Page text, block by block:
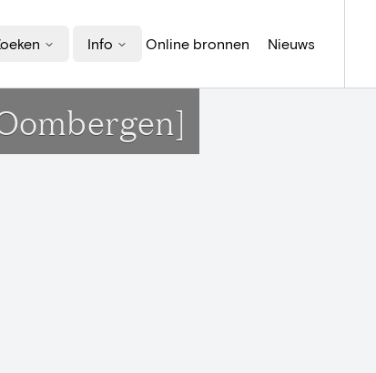
Info Online bronnen Nieuws